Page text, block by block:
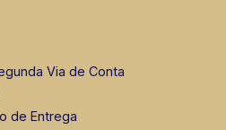
Via de Conta
de Entrega